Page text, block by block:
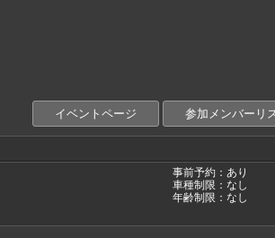
イベントページ 参加メンバーリ
事前予約：あり
車種制限：なし
年齢制限：なし